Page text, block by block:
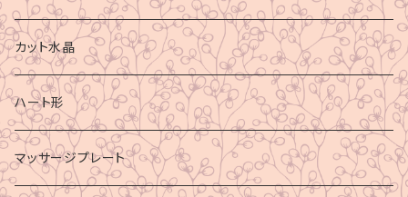
カット水晶
ハート形
マッサージプレート